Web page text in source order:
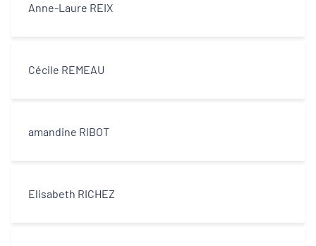
Anne-Laure REIX
Cécile REMEAU
amandine RIBOT
Elisabeth RICHEZ